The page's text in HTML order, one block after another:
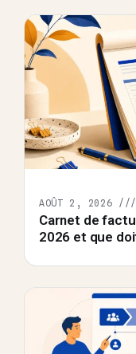
Carnet de
2026 et que
AOÛT 2, 2026